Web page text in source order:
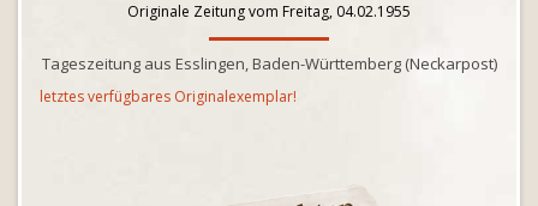
Originale Zeitung vom Freitag, 04.02.1955
Tageszeitung aus Esslingen, Baden-Württemberg (Neckarpost)
letztes verfügbares Originalexemplar!